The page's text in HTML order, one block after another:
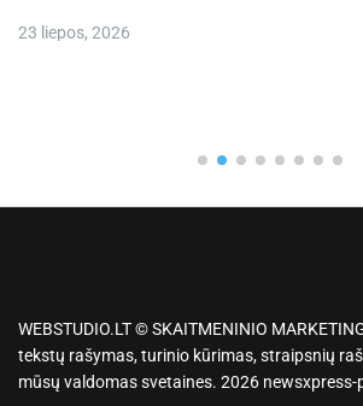
23 liepos, 2026
WEBSTUDIO.LT © SKAITMENINIO
tekstų rašymas, turinio kūrimas, straipsnių
mūsų valdomas svetaines. 2026 newsxpress-